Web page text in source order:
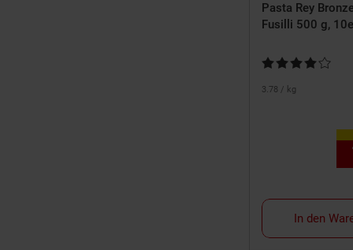
Pasta Rey
Fusilli 500 g,
3.78 / kg
In den